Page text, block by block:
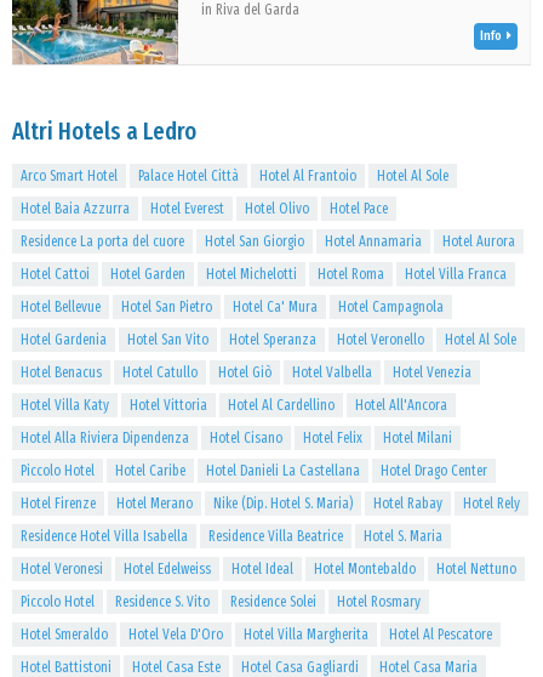
in Riva del Garda
Info
Altri Hotels a Ledro
Arco Smart Hotel Palace Hotel Città Hotel Al Frantoio
Hotel Al Sole
Hotel Baia Azzurra
Hotel Everest Hotel Olivo
Hotel Pace
Residence La porta del cuore
Hotel San Giorgio Hotel Annamaria
Hotel Aurora
Hotel Cattoi
Hotel Garden Hotel Michelotti Hotel Roma
Hotel Villa Franca
Hotel Bellevue
Hotel San Pietro Hotel Ca' Mura
Hotel Campagnola
Hotel Gardenia
Hotel San Vito Hotel Speranza Hotel Veronello
Hotel Al Sole
Hotel Benacus
Hotel Catullo Hotel Giò Hotel Valbella
Hotel Venezia
Hotel Villa Katy
Hotel Vittoria Hotel Al Cardellino
Hotel All'Ancora
Hotel Alla Riviera Dipendenza
Hotel Cisano Hotel Felix
Hotel Milani
Piccolo Hotel
Hotel Caribe Hotel Danieli La Castellana
Hotel Drago Center
Hotel Firenze
Hotel Merano Nike (Dip. Hotel S. Maria) Hotel Rabay
Hotel Rely
Residence Hotel Villa Isabella
Residence Villa Beatrice
Hotel S. Maria
Hotel Veronesi
Hotel Edelweiss Hotel Ideal Hotel Montebaldo
Hotel Nettuno
Piccolo Hotel
Residence S. Vito Residence Solei
Hotel Rosmary
Hotel Smeraldo
Hotel Vela D'Oro Hotel Villa Margherita
Hotel Al Pescatore
Hotel Battistoni
Hotel Casa Este Hotel Casa Gagliardi
Hotel Casa Maria